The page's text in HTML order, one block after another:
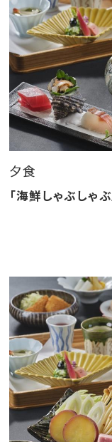
用ください。
【無料】湯上り処
【無料】お夜食に
――――――――――――――――――――――
「杜の湯 きらの里
を記事でご紹介
詳細はこちらをク
――――――――――――――――――――――
☆きらの里の滞在
◎季節ごとに内容
◎3種の貸切風呂
◎湯上り処ではド
◎お夜食に「夜鳴
◎記念日の方はお
レゼント！
◎皆様でお楽しみ
◎イベント「里
夕食
「海鮮しゃぶしゃ